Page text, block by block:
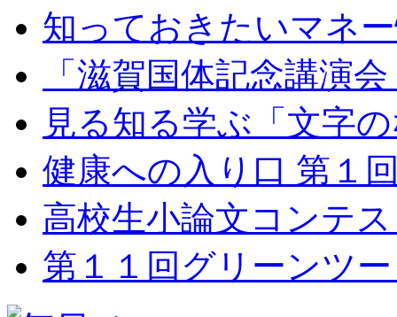
知っておきたいマネ
「滋賀国体記念講演
見る知る学ぶ「文字
健康への入り口 第１
高校生小論文コンテ
第１１回グリーンツ